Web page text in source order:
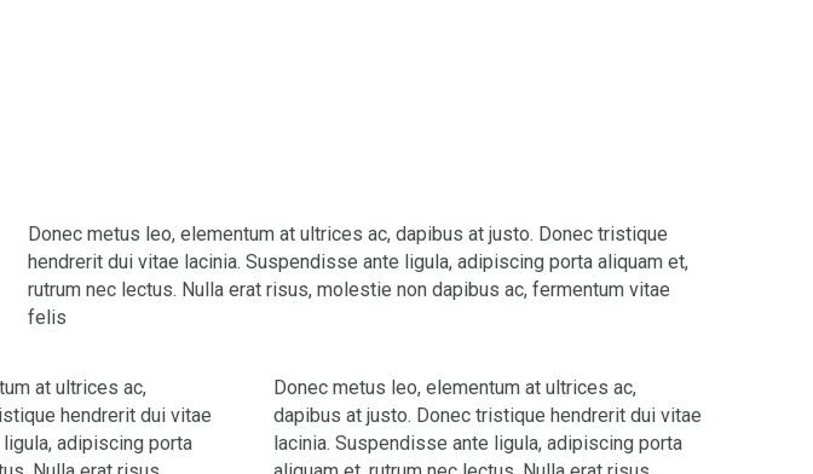
Donec metus leo, elementum at ultrices ac, dapibus at justo. Donec tristique
hendrerit dui vitae lacinia. Suspendisse ante ligula, adipiscing porta aliquam et,
rutrum nec lectus. Nulla erat risus, molestie non dapibus ac, fermentum vitae
felis
at ultrices ac,
hendrerit dui vitae
adipiscing porta
Donec metus leo, elementum at ultrices ac,
dapibus at justo. Donec tristique hendrerit dui vitae
lacinia. Suspendisse ante ligula, adipiscing porta